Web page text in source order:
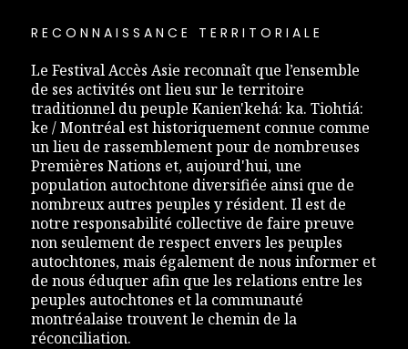
RECONNAISSANCE TERRITORIALE
Le Festival Accès Asie reconnaît que l’ensemble
de ses activités ont lieu sur le territoire
traditionnel du peuple Kanien'kehá: ka. Tiohtiá:
ke / Montréal est historiquement connue comme
un lieu de rassemblement pour de nombreuses
Premières Nations et, aujourd'hui, une
population autochtone diversifiée ainsi que de
nombreux autres peuples y résident. Il est de
notre responsabilité collective de faire preuve
non seulement de respect envers les peuples
autochtones, mais également de nous informer et
de nous éduquer afin que les relations entre les
peuples autochtones et la communauté
montréalaise trouvent le chemin de la
réconciliation.